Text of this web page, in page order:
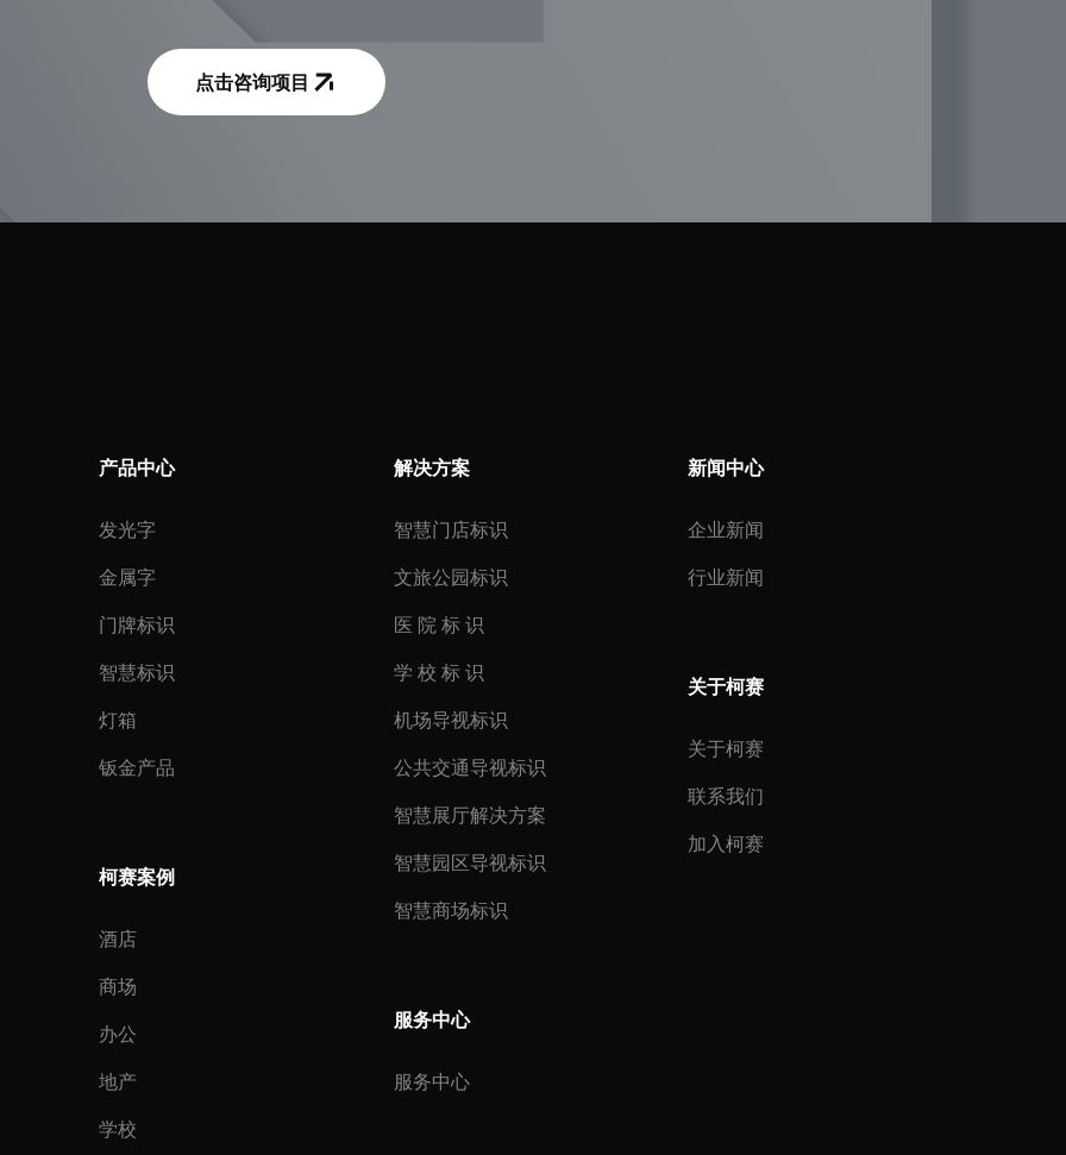
点击咨询项目
产品中心
发光字
金属字
门牌标识
智慧标识
灯箱
钣金产品
柯赛案例
酒店
商场
办公
地产
学校
解决方案
智慧门店标识
文旅公园标识
医 院 标 识
学 校 标 识
机场导视标识
公共交通导视标识
智慧展厅解决方案
智慧园区导视标识
智慧商场标识
服务中心
服务中心
新闻中心
企业新闻
行业新闻
关于柯赛
关于柯赛
联系我们
加入柯赛